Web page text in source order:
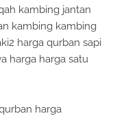
kambing jantan
kambing kambing
harga qurban sapi
harga harga satu
harga